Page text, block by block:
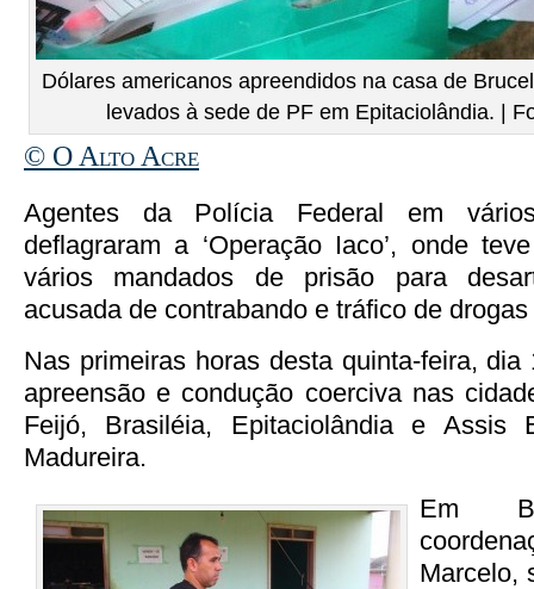
Dólares americanos apreendidos na casa de
levados à sede de PF em Epitaciolândia. |
© O Alto Acre
Agentes da Polícia Federal em
deflagraram a ‘Operação Iaco’, onde
vários mandados de prisão para
acusada de contrabando e tráfico de
Nas primeiras horas desta quinta-feira,
apreensão e condução coerciva nas
Feijó, Brasiléia, Epitaciolândia e Assis
Madureira.
Em
Marcelo,